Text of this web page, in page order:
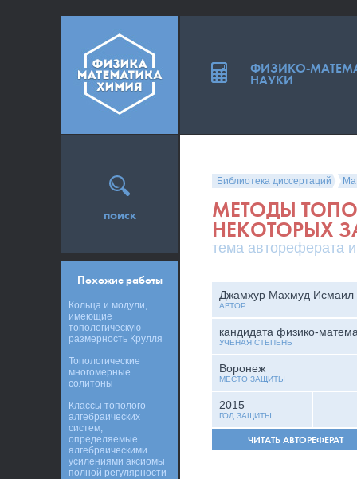
Библиотека диссертаций
МЕТОДЫ
НЕКОТОРЫХ
тема автореферата
Джамхур Махмуд Исмаил
АВТОР
кандидата физико-
УЧЕНАЯ СТЕПЕНЬ
Воронеж
МЕСТО ЗАЩИТЫ
2015
ГОД ЗАЩИТЫ
ЧИТАТЬ АВТОРЕФЕРАТ
поиск
Похожие работы
Кольца и модули,
имеющие
топологическую
размерность Крулля
Топологические
многомерные
солитоны
Классы тополого-
алгебраических
систем,
определяемые
алгебраическими
усилениями аксиомы
полной регулярности
ФИЗИКО-
НАУКИ